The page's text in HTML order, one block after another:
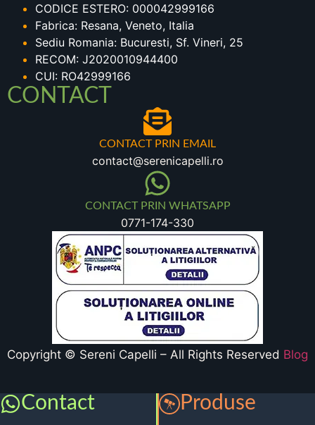
CODICE ESTERO: 000042999166
Fabrica: Resana, Veneto, Italia
Sediu Romania: Bucuresti, Sf. Vineri, 25
RECOM: J2020010944400
CUI: RO42999166
CONTACT
CONTACT PRIN EMAIL
contact@serenicapelli.ro
CONTACT PRIN WHATSAPP
0771-174-330
Copyright © Sereni Capelli – All Rights Reserved Blog
Contact Produse